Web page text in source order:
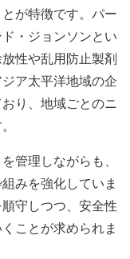
が特徴です。パー
・ジョンソンとい
性や乱用防止製剤
ア太平洋地域の企
り、地域ごとのニ
管理しながらも、
みを強化していま
守しつつ、安全性
ことが求められま